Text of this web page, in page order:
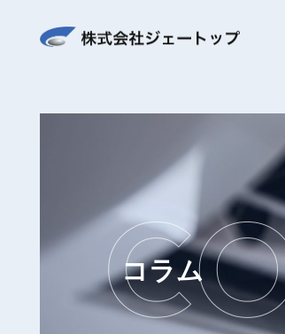
コラム